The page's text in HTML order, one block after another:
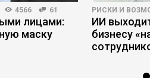
4566 61
лицами:
маску
РИСКИ И
ИИ
бизнесу